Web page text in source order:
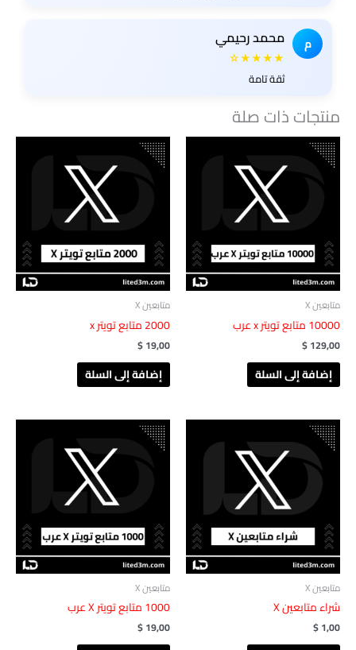
م محمد رحيمي
★★★★☆
ثقة تامة
منتجات ذات صلة
متابعين X
$129,00
إضافة إلى السلة
متابعين X
2000 متابع تويتر x
$19,00
إضافة إلى السلة
متابعين X
شراء متابعين X
$1,00
متابعين X
$19,00